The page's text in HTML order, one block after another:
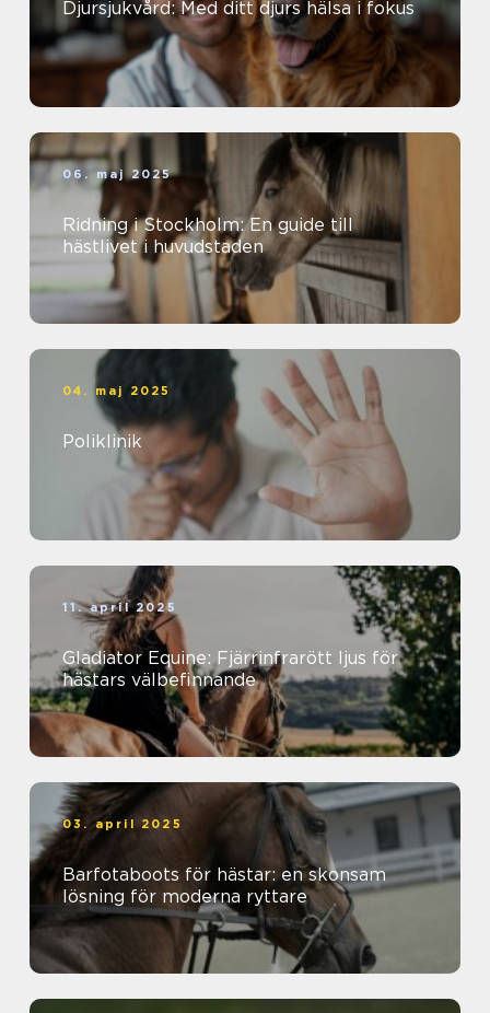
Djursjukvård: Med ditt djurs hälsa i fokus
06. maj 2025
Ridning i Stockholm: En guide till
hästlivet i huvudstaden
04. maj 2025
Poliklinik
11. april 2025
Gladiator Equine: Fjärrinfrarött ljus för
hästars välbefinnande
03. april 2025
Barfotaboots för hästar: en skonsam
lösning för moderna ryttare